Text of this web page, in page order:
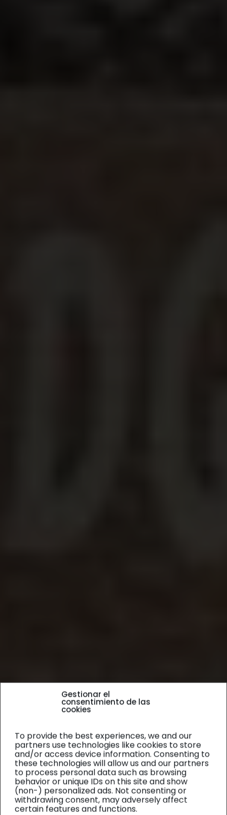
Gestionar el
consentimiento de las
cookies
To provide the best experiences, we and our
partners use technologies like cookies to store
and/or access device information. Consenting to
these technologies will allow us and our partners
to process personal data such as browsing
behavior or unique IDs on this site and show
(non-) personalized ads. Not consenting or
withdrawing consent, may adversely affect
certain features and functions.